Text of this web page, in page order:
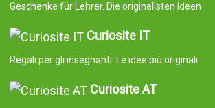
Geschenke für Lehrer. Die originellsten Ideen
Curiosite IT
Regali per gli insegnanti. Le idee più originali
Curiosite AT